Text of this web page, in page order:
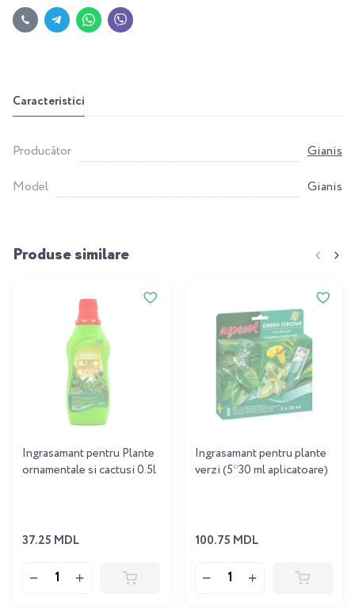
Caracteristici
Producător
Gianis
Model
Gianis
Produse similare
Ingrasamant pentru Plante
ornamentale si cactusi 0.5l
37.25 MDL
Ingrasamant pentru plante
verzi (5*30 ml aplicatoare)
100.75 MDL